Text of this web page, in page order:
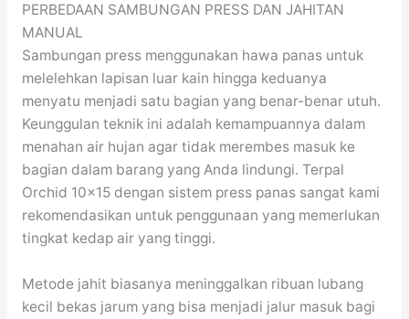
PERBEDAAN SAMBUNGAN PRESS DAN JAHITAN
MANUAL
Sambungan press menggunakan hawa panas untuk
melelehkan lapisan luar kain hingga keduanya
menyatu menjadi satu bagian yang benar-benar utuh.
Keunggulan teknik ini adalah kemampuannya dalam
menahan air hujan agar tidak merembes masuk ke
bagian dalam barang yang Anda lindungi. Terpal
Orchid 10×15 dengan sistem press panas sangat kami
rekomendasikan untuk penggunaan yang memerlukan
tingkat kedap air yang tinggi.
Metode jahit biasanya meninggalkan ribuan lubang
kecil bekas jarum yang bisa menjadi jalur masuk bagi